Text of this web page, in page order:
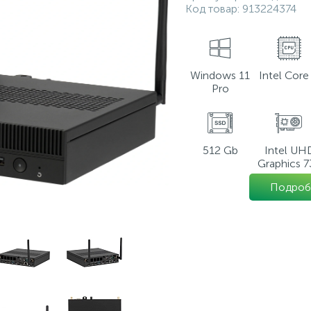
Код товар: 913224374
Windows 11
Pro
Intel Core
512 Gb
Intel
Graphics